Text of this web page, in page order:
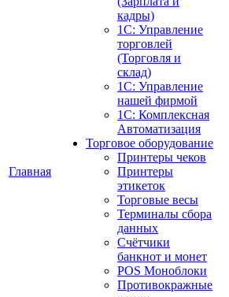
Главная
кадры)
1С: Управление
торговлей
(Торговля и
склад)
1С: Управление
нашей фирмой
1С: Комплексная
Автоматизация
Торговое оборудование
Принтеры чеков
Принтеры
этикеток
Торговые весы
Терминалы сбора
данных
Счётчики
банкнот и монет
POS Моноблоки
Противокражные